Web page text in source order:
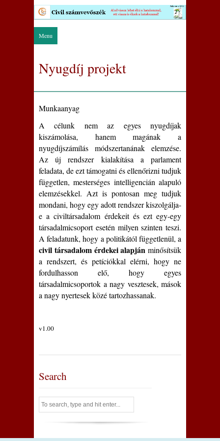
Menu
Nyugdíj projekt
Munkaanyag
A célunk nem az egyes nyugdíjak
kiszámolása, hanem magának a
nyugdíjszámílás módszertanának elemzése.
Az új rendszer kialakítása a parlament
feladata, de ezt támogatni és ellenőrizni tudjuk
független, mesterséges intelligencián alapuló
elemzésekkel. Azt is pontosan meg tudjuk
mondani, hogy egy adott rendszer kiszolgálja-
e a civiltársadalom érdekeit és ezt egy-egy
társadalmicsoport esetén milyen szinten teszi.
A feladatunk, hogy a politikától függetlenül, a
civil társadalom érdekei alapján minősítsük
a rendszert, és petíciókkal elérni, hogy ne
fordulhasson elő, hogy egyes
társadalmicsoportok a nagy vesztesek, mások
a nagy nyertesek közé tartozhassanak.
v1.00
Search